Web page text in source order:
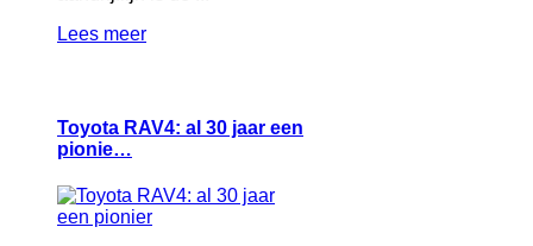
Lees meer
Toyota RAV4: al 30 jaar een
pionie…